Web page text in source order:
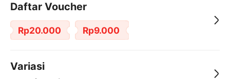
Daftar Voucher
Rp20.000 Rp9.000
Variasi